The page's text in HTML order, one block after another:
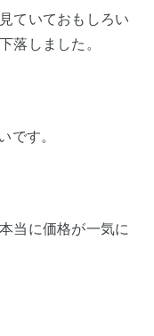
ていておもしろい
落しました。
です。
当に価格が一気に